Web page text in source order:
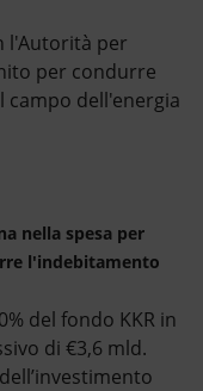
l'Autorità per
per condurre
campo dell'energia
nella spesa per
l'indebitamento
del fondo KKR in
di €3,6 mld.